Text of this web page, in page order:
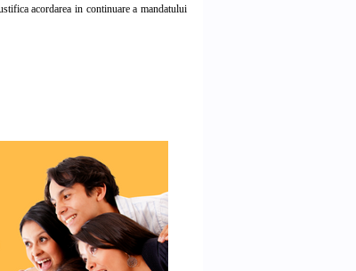
acordarea in continuare a mandatului